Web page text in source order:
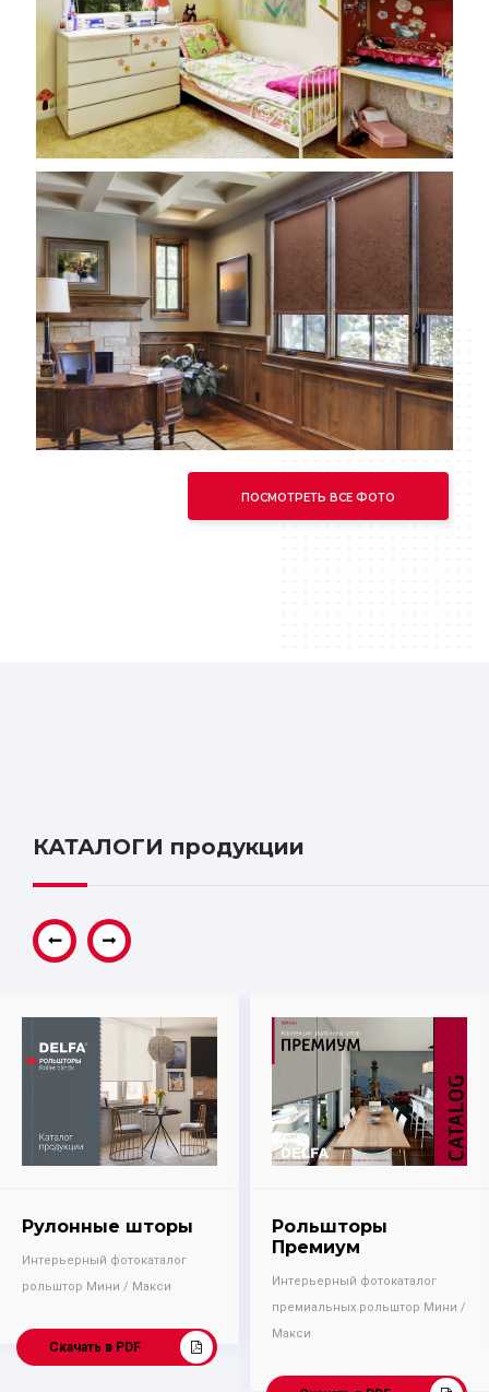
ПОСМОТРЕТЬ ВСЕ ФОТО
КАТАЛОГИ продукции
Рулонные шторы
Интерьерный фотокаталог
рольштор Мини / Макси
Скачать в PDF
Рольшторы
Премиум
Интерьерный фотокаталог
премиальных рольштор Мини /
Макси